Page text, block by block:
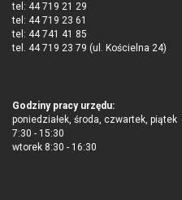
tel: 44 719 21 29
tel: 44 719 23 61
tel: 44 741 41 85
tel. 44 719 23 79 (ul. Kościelna 24)
Godziny pracy urzędu:
poniedziałek, środa, czwartek, piątek
7:30 - 15:30
wtorek 8:30 - 16:30